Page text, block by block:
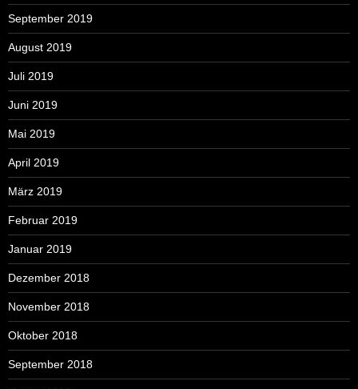
September 2019
August 2019
Juli 2019
Juni 2019
Mai 2019
April 2019
März 2019
Februar 2019
Januar 2019
Dezember 2018
November 2018
Oktober 2018
September 2018